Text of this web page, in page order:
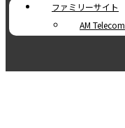
ファミリーサイト
AM Telecom